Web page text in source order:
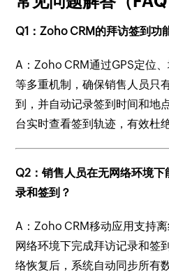
Q1：Zoho CRM的拜访签到功
A：Zoho CRM通过GPS定位
等多重机制，确保销售人员只
到，并自动记录签到时间和地
台实时查看签到轨迹，有效杜
Q2：销售人员在无网络环境
录和签到？
A：Zoho CRM移动应用支持
网络环境下完成拜访记录和签
络恢复后，系统自动同步所有